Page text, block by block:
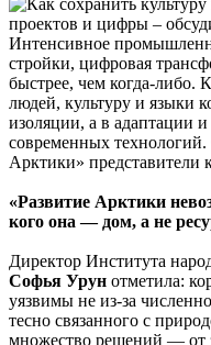
Интенсивное
стройки, цифровая
быстрее, чем когда-либо.
людей, культуру и языки
изоляции, а в адаптации
современных
Арктики» представители
«Развитие Арктики
кого она — дом, а не
Директор Института
Софья Урун отметила:
уязвимы не из-за
тесно связанного с
множество решений — от